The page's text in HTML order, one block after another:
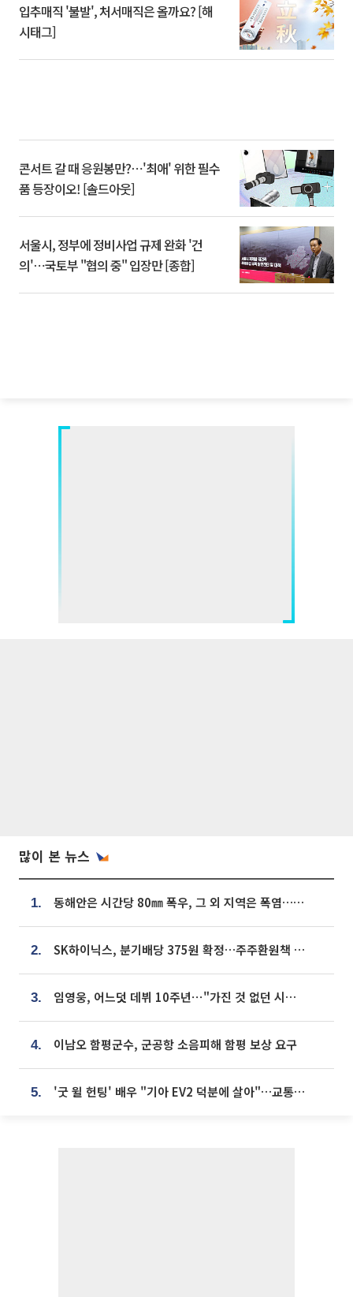
입추매직 '불발', 처서매직은 올까요? [해
시태그]
콘서트 갈 때 응원봉만?⋯'최애' 위한 필수
품 등장이오! [솔드아웃]
서울시, 정부에 정비사업 규제 완화 '건
의'⋯국토부 "협의 중" 입장만 [종합]
많이 본 뉴스
1. 동해안은 시간당 80㎜ 폭우, 그 외 지역은 폭염…‘극과 극 날씨’
2. SK하이닉스, 분기배당 375원 확정…주주환원책 9월로 앞당겨 발표
3. 임영웅, 어느덧 데뷔 10주년⋯"가진 것 없던 시절, 내 앞엔 20명의 팬뿐"
4. 이남오 함평군수, 군공항 소음피해 함평 보상 요구
5. '굿 윌 헌팅' 배우 "기아 EV2 덕분에 살아"…교통사고 후 안전성 극찬